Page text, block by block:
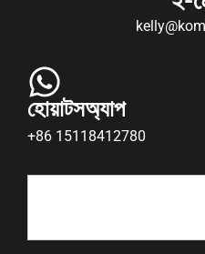
হোয়াটসঅ্যাপ
+86 15118412780